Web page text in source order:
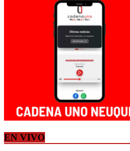
EN VIVO